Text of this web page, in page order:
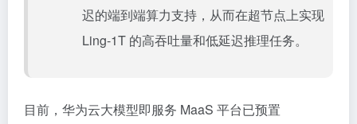
迟的端到端算力支持，从而在超节点上实现
Ling-1T 的高吞吐量和低延迟推理任务。
目前，华为云大模型即服务 MaaS 平台已预置